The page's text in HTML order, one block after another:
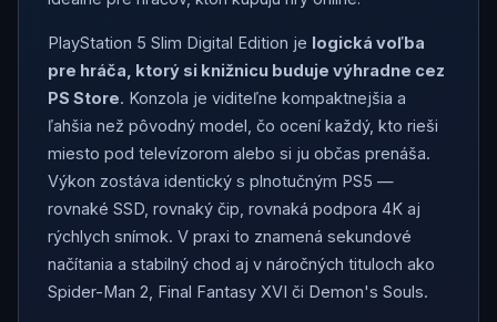
PlayStation 5 Slim Digital Edition je logická voľba
pre hráča, ktorý si knižnicu buduje výhradne cez
PS Store. Konzola je viditeľne kompaktnejšia a
ľahšia než pôvodný model, čo ocení každý, kto rieši
miesto pod televízorom alebo si ju občas prenáša.
Výkon zostáva identický s plnotučným PS5 —
rovnaké SSD, rovnaký čip, rovnaká podpora 4K aj
rýchlych snímok. V praxi to znamená sekundové
načítania a stabilný chod aj v náročných tituloch ako
Spider-Man 2, Final Fantasy XVI či Demon's Souls.